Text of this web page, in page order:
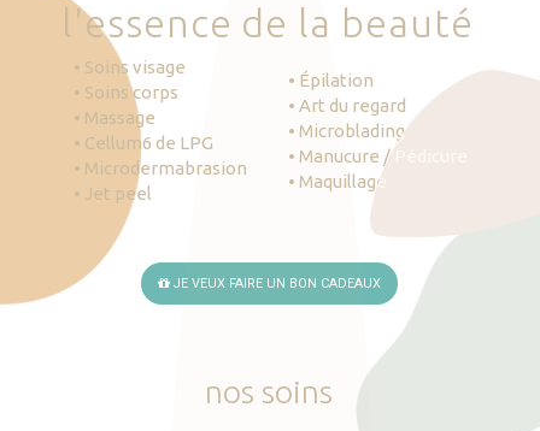
'essence de la beauté
• Soins visage
• Soins corps
• Massage
• Cellum6 de LPG
• Microdermabrasion
• Jet peel
• Épilation
• Art du regard
• Microblading
• Manucure / Pédicure
• Maquillage
JE VEUX FAIRE UN BON CADEAUX
nos soins